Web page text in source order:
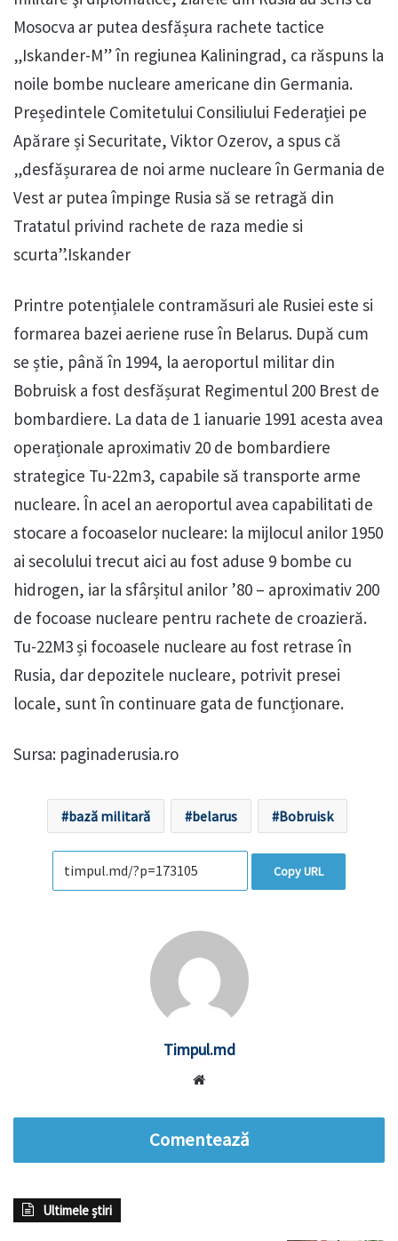
Mosocva ar putea desfășura rachete tactice
„Iskander-M” în regiunea Kaliningrad, ca răspuns la
noile bombe nucleare americane din Germania.
Președintele Comitetului Consiliului Federației pe
Apărare și Securitate, Viktor Ozerov, a spus că
„desfășurarea de noi arme nucleare în Germania de
Vest ar putea împinge Rusia să se retragă din
Tratatul privind rachete de raza medie si
scurta”.Iskander
Printre potențialele contramăsuri ale Rusiei este si
formarea bazei aeriene ruse în Belarus. După cum
se știe, până în 1994, la aeroportul militar din
Bobruisk a fost desfășurat Regimentul 200 Brest de
bombardiere. La data de 1 ianuarie 1991 acesta avea
operaționale aproximativ 20 de bombardiere
strategice Tu-22m3, capabile să transporte arme
nucleare. În acel an aeroportul avea capabilitati de
stocare a focoaselor nucleare: la mijlocul anilor 1950
ai secolului trecut aici au fost aduse 9 bombe cu
hidrogen, iar la sfârșitul anilor ’80 – aproximativ 200
de focoase nucleare pentru rachete de croazieră.
Tu-22M3 și focoasele nucleare au fost retrase în
Rusia, dar depozitele nucleare, potrivit presei
locale, sunt în continuare gata de funcționare.
Sursa: paginaderusia.ro
bază militară belarus Bobruisk
Copy URL
Timpul.md
Comentează
Ultimele știri